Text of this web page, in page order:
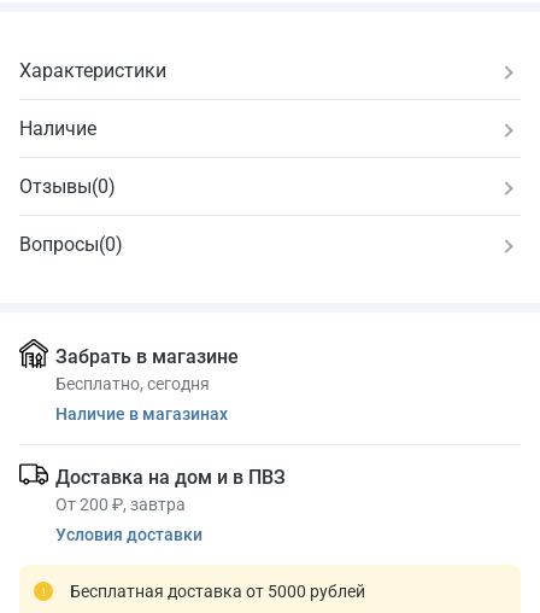
Характеристики
Наличие
Отзывы(0)
Вопросы(0)
Забрать в магазине
Бесплатно, сегодня
Наличие в магазинах
Доставка на дом и в ПВЗ
От 200 ₽, завтра
Условия доставки
Бесплатная доставка от 5000 рублей